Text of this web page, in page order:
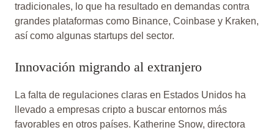
tradicionales, lo que ha resultado en demandas contra
grandes plataformas como Binance, Coinbase y Kraken,
así como algunas startups del sector.
Innovación migrando al extranjero
La falta de regulaciones claras en Estados Unidos ha
llevado a empresas cripto a buscar entornos más
favorables en otros países. Katherine Snow, directora